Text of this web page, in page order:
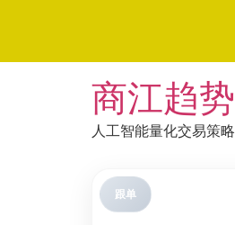
商江趋势
人工智能量化交易策略
跟单